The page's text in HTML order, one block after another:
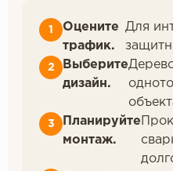
Оцените
трафик.
Для
Выберите
дизайн.
Планируйте
монтаж.